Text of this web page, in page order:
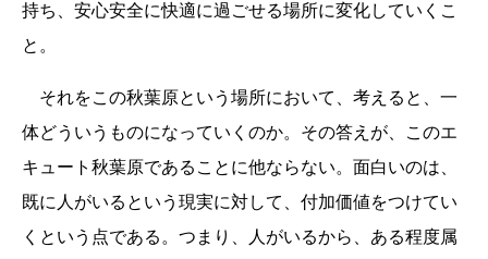
持ち、安心安全に快適に過ごせる場所に変化していくこ
と。
それをこの秋葉原という場所において、考えると、一
体どういうものになっていくのか。その答えが、このエ
キュート秋葉原であることに他ならない。面白いのは、
既に人がいるという現実に対して、付加価値をつけてい
くという点である。つまり、人がいるから、ある程度属